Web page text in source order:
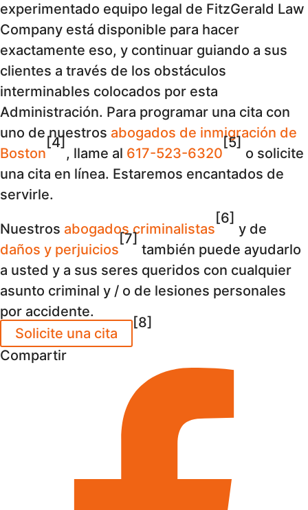
experimentado equipo legal de FitzGerald Law
Company está disponible para hacer
exactamente eso, y continuar guiando a sus
clientes a través de los obstáculos
interminables colocados por esta
Administración. Para programar una cita con
uno de nuestros abogados de inmigración de
Boston
[4]
, llame al 617-523-6320
[5]
o solicite
una cita en línea. Estaremos encantados de
servirle.
Nuestros abogados criminalistas
[6]
y de
daños y perjuicios
[7]
también puede ayudarlo
a usted y a sus seres queridos con cualquier
asunto criminal y / o de lesiones personales
por accidente.
Solicite una cita
[8]
Compartir